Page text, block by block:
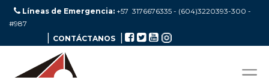
Líneas de Emergencia: +57 3176676335 - (604)3220393-300 -
#987
CONTÁCTANOS